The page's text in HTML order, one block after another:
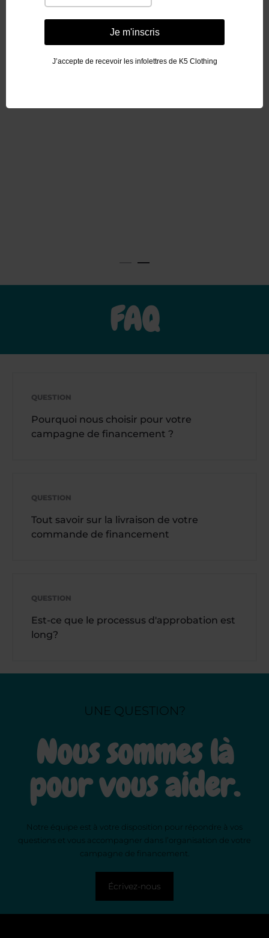
FAQ
QUESTION
Pourquoi nous choisir pour votre
campagne de financement ?
QUESTION
Tout savoir sur la livraison de votre
commande de financement
QUESTION
Est-ce que le processus d'approbation est
long?
UNE QUESTION?
Nous sommes là
pour vous aider.
Notre équipe est à votre disposition pour répondre à vos
questions et vous accompagner dans l’organisation de votre
campagne de financement.
Écrivez-nous
Je m'inscris
J’accepte de recevoir les infolettres de K5 Clothing